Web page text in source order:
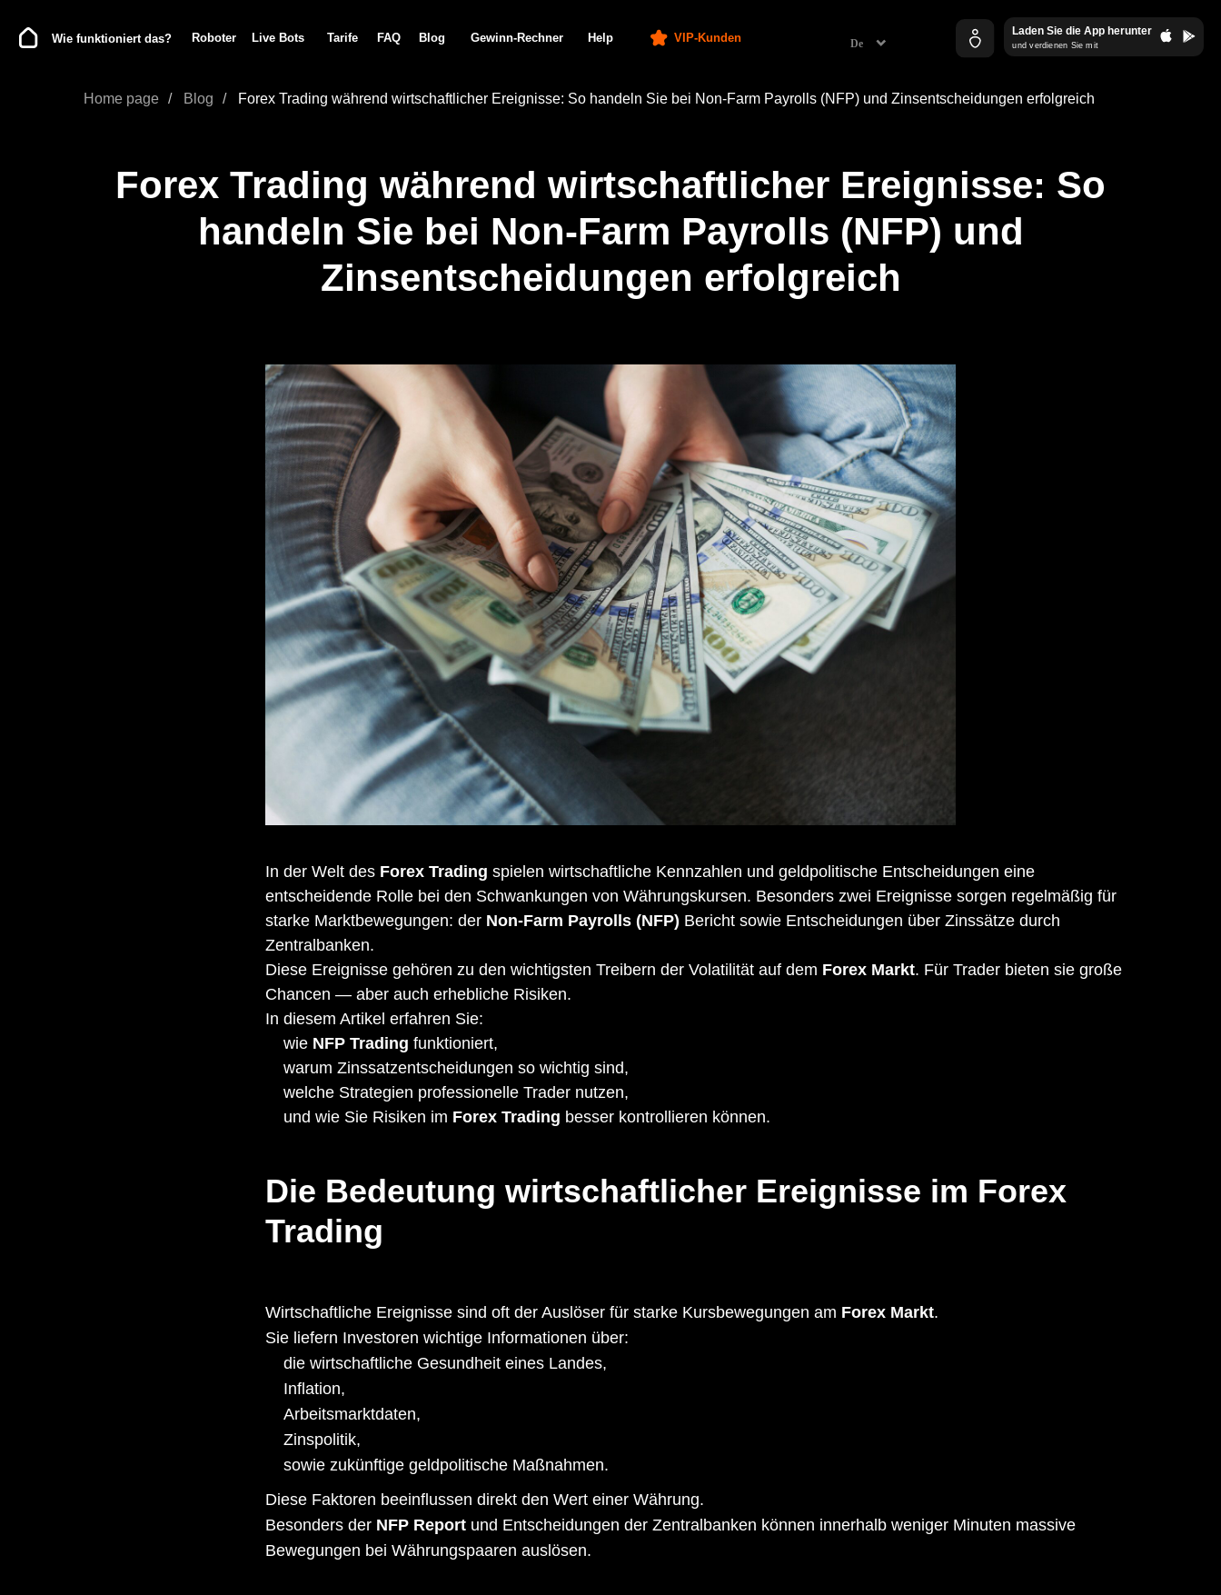
Laden Sie die App herunter
und verdienen Sie mit
VIP-Kunden
Help
Gewinn-Rechner
Blog
FAQ
Tarife
Live Bots
Roboter
Wie funktioniert das?
Home page / Blog / Forex Trading während wirtschaftlicher Ereignisse: So handeln Sie bei Non-Farm Payrolls (NFP) und Zinsentscheidungen erfolgreich
Forex Trading während wirtschaftlicher Ereignisse: So
handeln Sie bei Non-Farm Payrolls (NFP) und
Zinsentscheidungen erfolgreich
In der Welt des Forex Trading spielen wirtschaftliche Kennzahlen und geldpolitische Entscheidungen eine
entscheidende Rolle bei den Schwankungen von Währungskursen. Besonders zwei Ereignisse sorgen regelmäßig für
starke Marktbewegungen: der Non-Farm Payrolls (NFP) Bericht sowie Entscheidungen über Zinssätze durch
Zentralbanken.
Diese Ereignisse gehören zu den wichtigsten Treibern der Volatilität auf dem Forex Markt. Für Trader bieten sie große
Chancen — aber auch erhebliche Risiken.
In diesem Artikel erfahren Sie:
wie NFP Trading funktioniert,
warum Zinssatzentscheidungen so wichtig sind,
welche Strategien professionelle Trader nutzen,
und wie Sie Risiken im Forex Trading besser kontrollieren können.
Die Bedeutung wirtschaftlicher Ereignisse im Forex
Trading
Wirtschaftliche Ereignisse sind oft der Auslöser für starke Kursbewegungen am Forex Markt.
Sie liefern Investoren wichtige Informationen über:
die wirtschaftliche Gesundheit eines Landes,
Inflation,
Arbeitsmarktdaten,
Zinspolitik,
sowie zukünftige geldpolitische Maßnahmen.
Diese Faktoren beeinflussen direkt den Wert einer Währung.
Besonders der NFP Report und Entscheidungen der Zentralbanken können innerhalb weniger Minuten massive
Bewegungen bei Währungspaaren auslösen.